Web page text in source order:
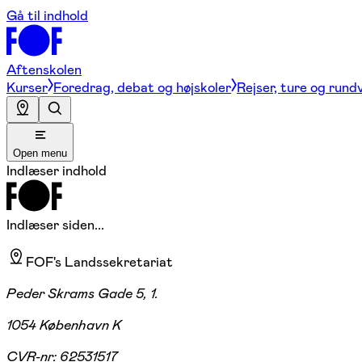
Gå til indhold
Aftenskolen
Kurser Foredrag, debat og højskoler Rejser, ture og
Open menu
Indlæser indhold
Indlæser siden...
FOF's Landssekretariat
Peder Skrams Gade 5, 1.
1054 København K
CVR-nr: 62531517